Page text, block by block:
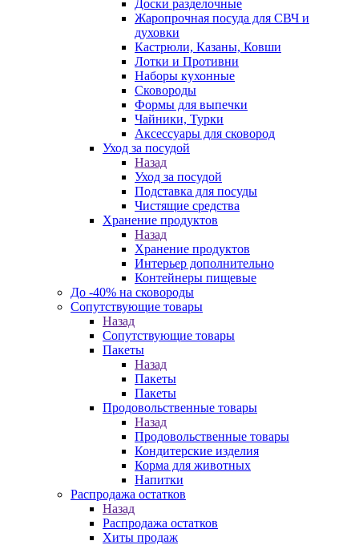
Доски разделочные
Жаропрочная посуда для СВЧ и
духовки
Кастрюли, Казаны, Ковши
Лотки и Противни
Наборы кухонные
Сковороды
Формы для выпечки
Чайники, Турки
Аксессуары для сковород
Уход за посудой
Назад
Уход за посудой
Подставка для посуды
Чистящие средства
Хранение продуктов
Назад
Хранение продуктов
Интерьер дополнительно
Контейнеры пищевые
До -40% на сковороды
Сопутствующие товары
Назад
Сопутствующие товары
Пакеты
Назад
Пакеты
Пакеты
Продовольственные товары
Назад
Продовольственные товары
Кондитерские изделия
Корма для животных
Напитки
Распродажа остатков
Назад
Распродажа остатков
Хиты продаж